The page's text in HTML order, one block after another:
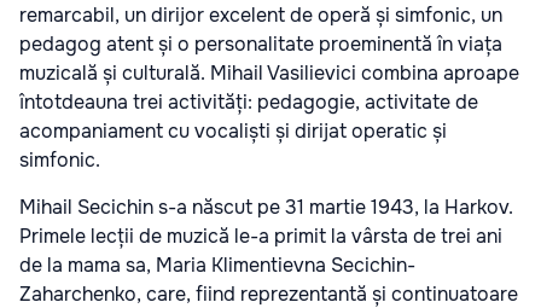
remarcabil, un dirijor excelent de operă și simfonic, un
pedagog atent și o personalitate proeminentă în viața
muzicală și culturală. Mihail Vasilievici combina aproape
întotdeauna trei activități: pedagogie, activitate de
acompaniament cu vocaliști și dirijat operatic și
simfonic.
Mihail Secichin s-a născut pe 31 martie 1943, la Harkov.
Primele lecții de muzică le-a primit la vârsta de trei ani
de la mama sa, Maria Klimentievna Secichin-
Zaharchenko, care, fiind reprezentantă și continuatoare